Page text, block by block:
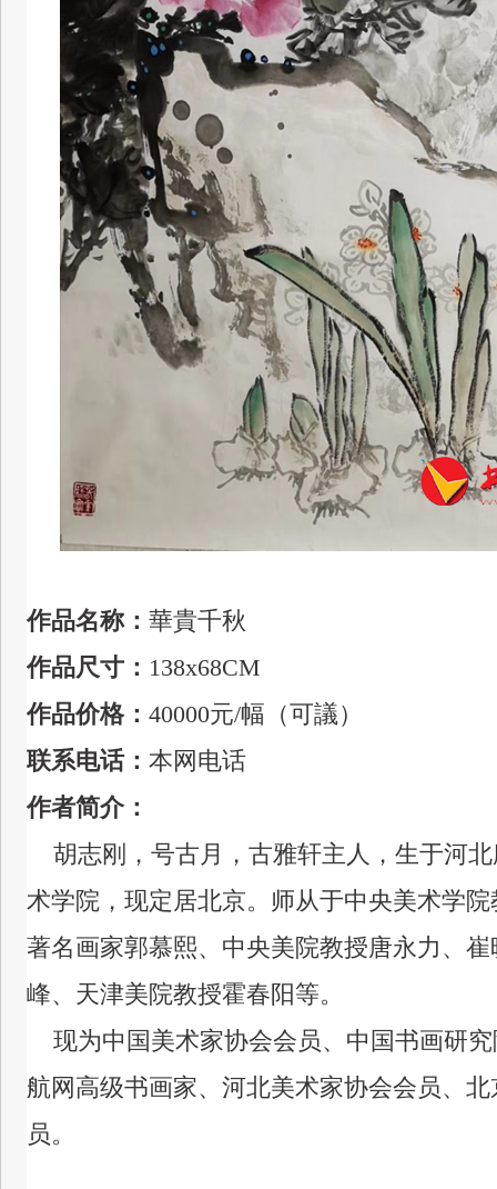
作品名称： 華貴千秋
作品尺寸： 138x68CM
作品价格： 40000元/幅（可議）
联系电话： 本网电话
作者简介：
胡志刚，号古月，古雅轩主人，生于河
术学院，现定居北京。 师从于中央美术学
著名画家郭慕熙、中央美院教授唐永力、
峰、天津美院教授霍春阳等。
现为中国美术家协会会员、中国书画研
航网高级书画家、河北美术家协会会员、
员。